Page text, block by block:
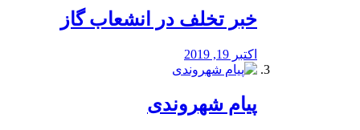
خبر تخلف در انشعاب گاز
اکتبر 19, 2019
پیام شهروندی